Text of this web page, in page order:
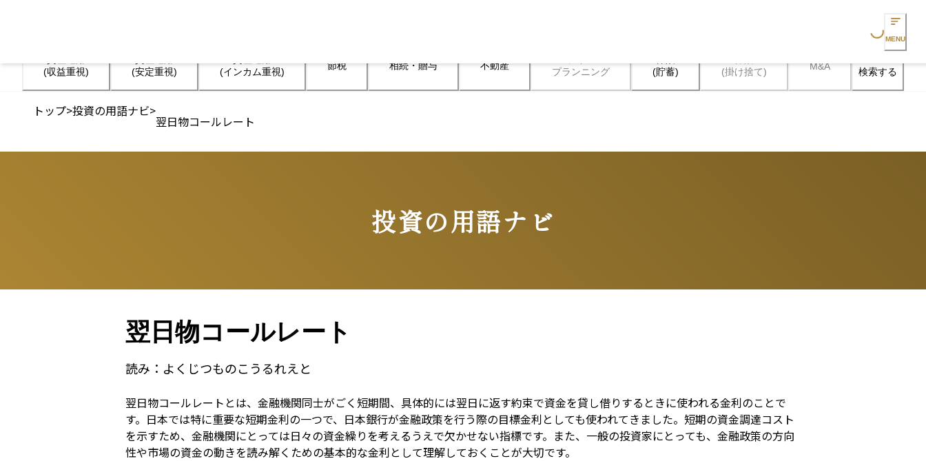
Loading... MENU
(収益重視)
(安定重視)
(インカム重視)
節税 相続・贈与 不動産
プランニング
(貯蓄)
(掛け捨て)
M&A 検索する
トップ>投資の用語ナビ>
翌日物コールレート
投資の用語ナビ
Terms
翌日物コールレート
読み： よくじつものこうるれえと
翌日物コールレートとは、金融機関同士がごく短期間、具体的には翌日に返す約束で資金を貸し借りするときに使われる金利のことで
す。日本では特に重要な短期金利の一つで、日本銀行が金融政策を行う際の目標金利としても使われてきました。短期の資金調達コスト
を示すため、金融機関にとっては日々の資金繰りを考えるうえで欠かせない指標です。また、一般の投資家にとっても、金融政策の方向
性や市場の資金の動きを読み解くための基本的な金利として理解しておくことが大切です。